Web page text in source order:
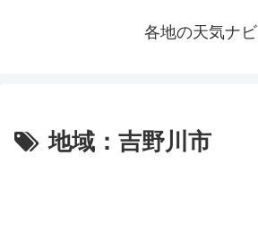
各地の天気ナビ
地域：吉野川市